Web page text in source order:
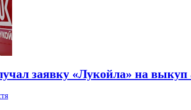
заявку «Лукойла» на выкуп